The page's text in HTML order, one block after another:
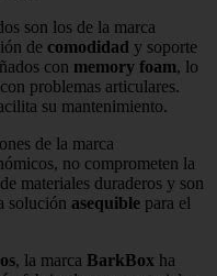
son los de la marca
de comodidad y soporte
con memory foam, lo
problemas articulares.
su mantenimiento.
de la marca
no comprometen la
materiales duraderos y son
solución asequible para el
, la marca BarkBox ha